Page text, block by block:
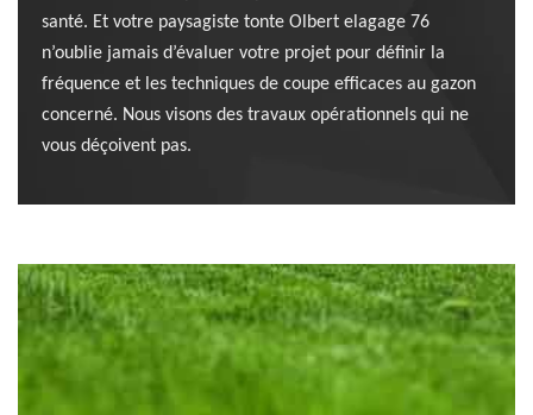
santé. Et votre paysagiste tonte Olbert elagage 76
n’oublie jamais d’évaluer votre projet pour définir la
fréquence et les techniques de coupe efficaces au gazon
concerné. Nous visons des travaux opérationnels qui ne
vous déçoivent pas.